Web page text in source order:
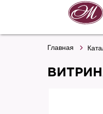
Главная